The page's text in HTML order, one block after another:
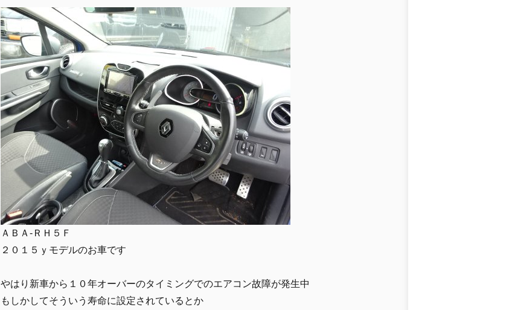
ＡＢＡ-ＲＨ５Ｆ
２０１５ｙモデルのお車です
やはり新車から１０年オーバーのタイミングでのエアコン故障が発生中
もしかしてそういう寿命に設定されているとか